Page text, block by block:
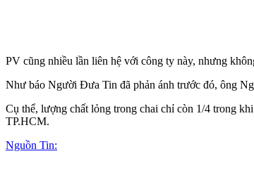
PV cũng nhiều lần liên hệ với công ty này, nhưng
Như báo Người Đưa Tin đã phản ánh trước đó, ông
Cụ thể, lượng chất lỏng trong chai chỉ còn 1/4 trong
TP.HCM.
Nguồn Tin: